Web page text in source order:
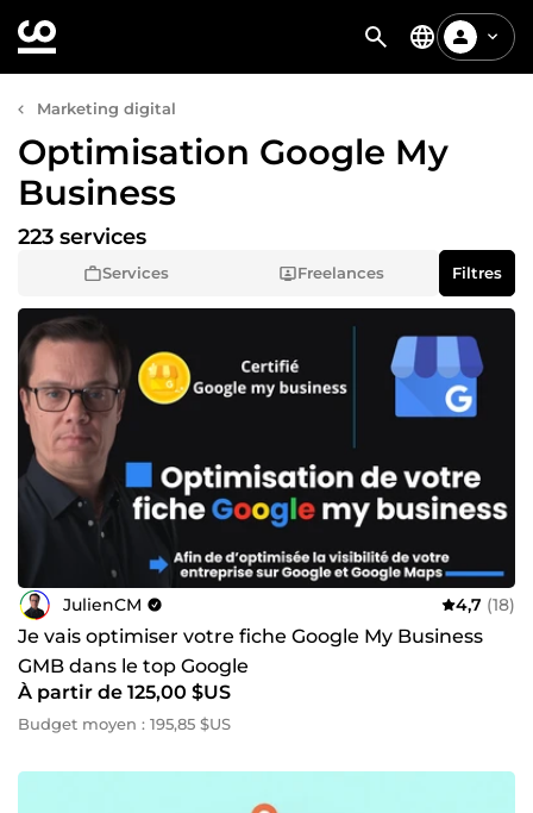
Marketing digital
Optimisation Google My
Business
Services Freelances
223 services
Filtres
JulienCM 4,7 (18)
Je vais optimiser votre fiche Google My Business
GMB dans le top Google
À partir de 125,00 $US
Budget moyen : 195,85 $US